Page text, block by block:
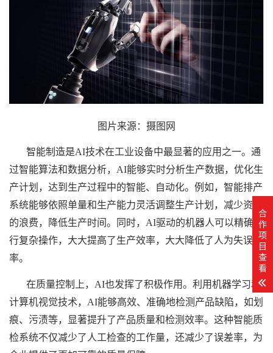
图片来源：摄图网
智能制造是AI技术在工业设备中最显著的应用之一。通
过智能算法和数据分析，AI能够实时分析生产数据，优化生
产计划，达到生产过程中的智能、自动化。例如，智能排产
系统能够依照单量和生产能力灵活调整生产计划，减少资源
的浪费，降低生产时间。同时，AI驱动的机器人可以精确执
行复杂操作，大大提高了生产效率，大大降低了人为失误
率。
在质量控制上，AI也发挥了积极作用。利用机器学习和
计算机视觉技术，AI能够高效、准确地检测产品缺陷，如划
痕、污渍等，显著提升了产品质量和检测效率。这种智能质
检系统不仅减少了人工检查的工作量，还减少了误差率，为
合
作
项
目
查
看